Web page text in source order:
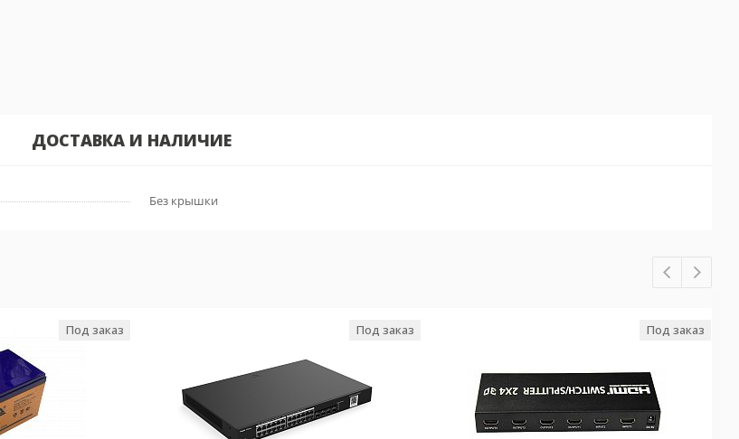
ДОСТАВКА И НАЛИЧИЕ
Без крышки
Под заказ Под заказ Под заказ